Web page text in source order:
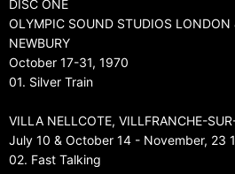
DISC ONE
OLYMPIC SOUND STUDIOS LONDON
NEWBURY
October 17-31, 1970
01. Silver Train
VILLA NELLCOTE, VILLFRANCHE-
July 10 & October 14 - November, 23
02. Fast Talking